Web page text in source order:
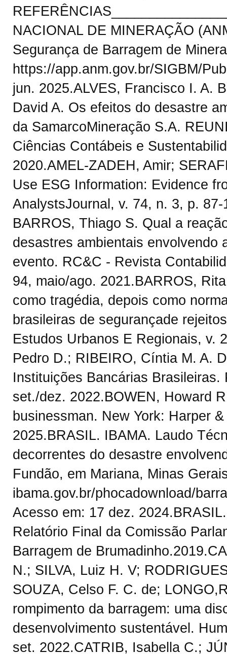
NACIONAL DE MINERAÇÃO
Segurança de Barragem de
https://app.anm.gov.br/SIGBM/
jun. 2025.ALVES, Francisco I. A.
David A. Os efeitos do desastre
da SamarcoMineração S.A.
Ciências Contábeis e
2020.AMEL-ZADEH, Amir;
Use ESG Information: Evidence
AnalystsJournal, v. 74, n. 3, p.
BARROS, Thiago S. Qual a
desastres ambientais envolvendo
evento. RC&C - Revista
94, maio/ago. 2021.BARROS,
como tragédia, depois como
brasileiras de segurançade
Estudos Urbanos E Regionais, v.
Pedro D.; RIBEIRO, Cíntia M. A.
Instituições Bancárias
set./dez. 2022.BOWEN, Howard
businessman. New York: Harper
2025.BRASIL. IBAMA. Laudo
decorrentes do desastre
Fundão, em Mariana, Minas
ibama.gov.br/phocadownload/
Acesso em: 17 dez.
Relatório Final da Comissão
Barragem de
N.; SILVA, Luiz H. V;
SOUZA, Celso F. C. de;
rompimento da barragem: uma
desenvolvimento sustentável.
set. 2022.CATRIB, Isabella C.;